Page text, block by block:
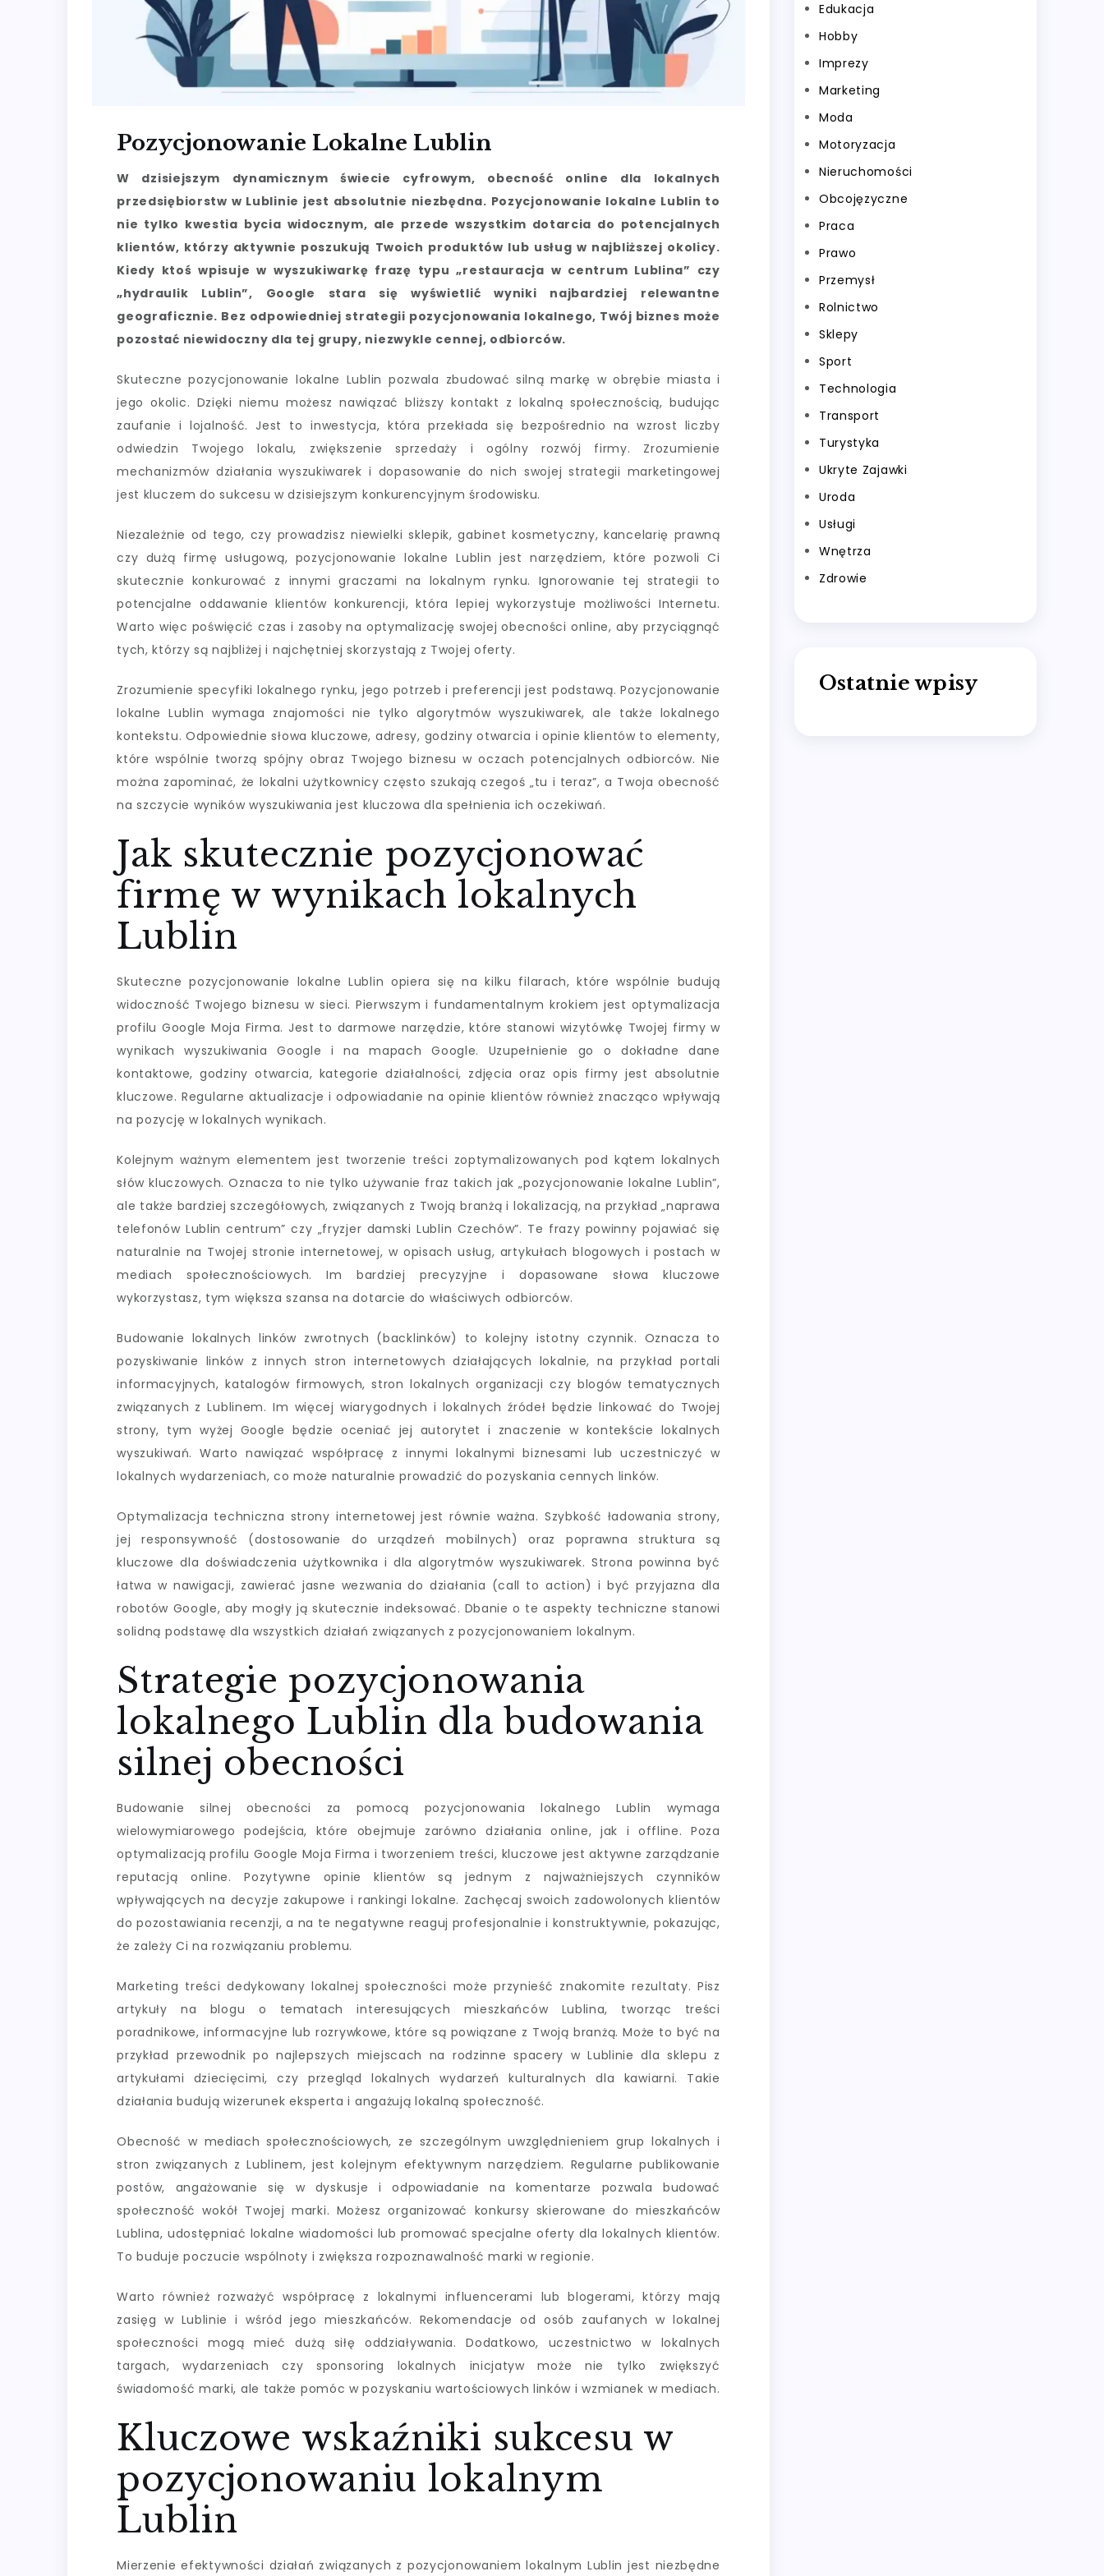
Pozycjonowanie Lokalne Lublin
W dzisiejszym dynamicznym świecie cyfrowym, obecność online dla lokalnych
przedsiębiorstw w Lublinie jest absolutnie niezbędna. Pozycjonowanie lokalne Lublin to
nie tylko kwestia bycia widocznym, ale przede wszystkim dotarcia do potencjalnych
klientów, którzy aktywnie poszukują Twoich produktów lub usług w najbliższej okolicy.
Kiedy ktoś wpisuje w wyszukiwarkę frazę typu „restauracja w centrum Lublina” czy
„hydraulik Lublin”, Google stara się wyświetlić wyniki najbardziej relewantne
geograficznie. Bez odpowiedniej strategii pozycjonowania lokalnego, Twój biznes może
pozostać niewidoczny dla tej grupy, niezwykle cennej, odbiorców.
Skuteczne pozycjonowanie lokalne Lublin pozwala zbudować silną markę w obrębie miasta i
jego okolic. Dzięki niemu możesz nawiązać bliższy kontakt z lokalną społecznością, budując
zaufanie i lojalność. Jest to inwestycja, która przekłada się bezpośrednio na wzrost liczby
odwiedzin Twojego lokalu, zwiększenie sprzedaży i ogólny rozwój firmy. Zrozumienie
mechanizmów działania wyszukiwarek i dopasowanie do nich swojej strategii marketingowej
jest kluczem do sukcesu w dzisiejszym konkurencyjnym środowisku.
Niezależnie od tego, czy prowadzisz niewielki sklepik, gabinet kosmetyczny, kancelarię prawną
czy dużą firmę usługową, pozycjonowanie lokalne Lublin jest narzędziem, które pozwoli Ci
skutecznie konkurować z innymi graczami na lokalnym rynku. Ignorowanie tej strategii to
potencjalne oddawanie klientów konkurencji, która lepiej wykorzystuje możliwości Internetu.
Warto więc poświęcić czas i zasoby na optymalizację swojej obecności online, aby przyciągnąć
tych, którzy są najbliżej i najchętniej skorzystają z Twojej oferty.
Zrozumienie specyfiki lokalnego rynku, jego potrzeb i preferencji jest podstawą. Pozycjonowanie
lokalne Lublin wymaga znajomości nie tylko algorytmów wyszukiwarek, ale także lokalnego
kontekstu. Odpowiednie słowa kluczowe, adresy, godziny otwarcia i opinie klientów to elementy,
które wspólnie tworzą spójny obraz Twojego biznesu w oczach potencjalnych odbiorców. Nie
można zapominać, że lokalni użytkownicy często szukają czegoś „tu i teraz”, a Twoja obecność
na szczycie wyników wyszukiwania jest kluczowa dla spełnienia ich oczekiwań.
Jak skutecznie pozycjonować
firmę w wynikach lokalnych
Lublin
Skuteczne pozycjonowanie lokalne Lublin opiera się na kilku filarach, które wspólnie budują
widoczność Twojego biznesu w sieci. Pierwszym i fundamentalnym krokiem jest optymalizacja
profilu Google Moja Firma. Jest to darmowe narzędzie, które stanowi wizytówkę Twojej firmy w
wynikach wyszukiwania Google i na mapach Google. Uzupełnienie go o dokładne dane
kontaktowe, godziny otwarcia, kategorie działalności, zdjęcia oraz opis firmy jest absolutnie
kluczowe. Regularne aktualizacje i odpowiadanie na opinie klientów również znacząco wpływają
na pozycję w lokalnych wynikach.
Kolejnym ważnym elementem jest tworzenie treści zoptymalizowanych pod kątem lokalnych
słów kluczowych. Oznacza to nie tylko używanie fraz takich jak „pozycjonowanie lokalne Lublin”,
ale także bardziej szczegółowych, związanych z Twoją branżą i lokalizacją, na przykład „naprawa
telefonów Lublin centrum” czy „fryzjer damski Lublin Czechów”. Te frazy powinny pojawiać się
naturalnie na Twojej stronie internetowej, w opisach usług, artykułach blogowych i postach w
mediach społecznościowych. Im bardziej precyzyjne i dopasowane słowa kluczowe
wykorzystasz, tym większa szansa na dotarcie do właściwych odbiorców.
Budowanie lokalnych linków zwrotnych (backlinków) to kolejny istotny czynnik. Oznacza to
pozyskiwanie linków z innych stron internetowych działających lokalnie, na przykład portali
informacyjnych, katalogów firmowych, stron lokalnych organizacji czy blogów tematycznych
związanych z Lublinem. Im więcej wiarygodnych i lokalnych źródeł będzie linkować do Twojej
strony, tym wyżej Google będzie oceniać jej autorytet i znaczenie w kontekście lokalnych
wyszukiwań. Warto nawiązać współpracę z innymi lokalnymi biznesami lub uczestniczyć w
lokalnych wydarzeniach, co może naturalnie prowadzić do pozyskania cennych linków.
Optymalizacja techniczna strony internetowej jest równie ważna. Szybkość ładowania strony,
jej responsywność (dostosowanie do urządzeń mobilnych) oraz poprawna struktura są
kluczowe dla doświadczenia użytkownika i dla algorytmów wyszukiwarek. Strona powinna być
łatwa w nawigacji, zawierać jasne wezwania do działania (call to action) i być przyjazna dla
robotów Google, aby mogły ją skutecznie indeksować. Dbanie o te aspekty techniczne stanowi
solidną podstawę dla wszystkich działań związanych z pozycjonowaniem lokalnym.
Strategie pozycjonowania
lokalnego Lublin dla budowania
silnej obecności
Budowanie silnej obecności za pomocą pozycjonowania lokalnego Lublin wymaga
wielowymiarowego podejścia, które obejmuje zarówno działania online, jak i offline. Poza
optymalizacją profilu Google Moja Firma i tworzeniem treści, kluczowe jest aktywne zarządzanie
reputacją online. Pozytywne opinie klientów są jednym z najważniejszych czynników
wpływających na decyzje zakupowe i rankingi lokalne. Zachęcaj swoich zadowolonych klientów
do pozostawiania recenzji, a na te negatywne reaguj profesjonalnie i konstruktywnie, pokazując,
że zależy Ci na rozwiązaniu problemu.
Marketing treści dedykowany lokalnej społeczności może przynieść znakomite rezultaty. Pisz
artykuły na blogu o tematach interesujących mieszkańców Lublina, tworząc treści
poradnikowe, informacyjne lub rozrywkowe, które są powiązane z Twoją branżą. Może to być na
przykład przewodnik po najlepszych miejscach na rodzinne spacery w Lublinie dla sklepu z
artykułami dziecięcimi, czy przegląd lokalnych wydarzeń kulturalnych dla kawiarni. Takie
działania budują wizerunek eksperta i angażują lokalną społeczność.
Obecność w mediach społecznościowych, ze szczególnym uwzględnieniem grup lokalnych i
stron związanych z Lublinem, jest kolejnym efektywnym narzędziem. Regularne publikowanie
postów, angażowanie się w dyskusje i odpowiadanie na komentarze pozwala budować
społeczność wokół Twojej marki. Możesz organizować konkursy skierowane do mieszkańców
Lublina, udostępniać lokalne wiadomości lub promować specjalne oferty dla lokalnych klientów.
To buduje poczucie wspólnoty i zwiększa rozpoznawalność marki w regionie.
Warto również rozważyć współpracę z lokalnymi influencerami lub blogerami, którzy mają
zasięg w Lublinie i wśród jego mieszkańców. Rekomendacje od osób zaufanych w lokalnej
społeczności mogą mieć dużą siłę oddziaływania. Dodatkowo, uczestnictwo w lokalnych
targach, wydarzeniach czy sponsoring lokalnych inicjatyw może nie tylko zwiększyć
świadomość marki, ale także pomóc w pozyskaniu wartościowych linków i wzmianek w mediach.
Kluczowe wskaźniki sukcesu w
pozycjonowaniu lokalnym
Lublin
Mierzenie efektywności działań związanych z pozycjonowaniem lokalnym Lublin jest niezbędne
Edukacja
Hobby
Imprezy
Marketing
Moda
Motoryzacja
Nieruchomości
Obcojęzyczne
Praca
Prawo
Przemysł
Rolnictwo
Sklepy
Sport
Technologia
Transport
Turystyka
Ukryte Zajawki
Uroda
Usługi
Wnętrza
Zdrowie
Ostatnie wpisy